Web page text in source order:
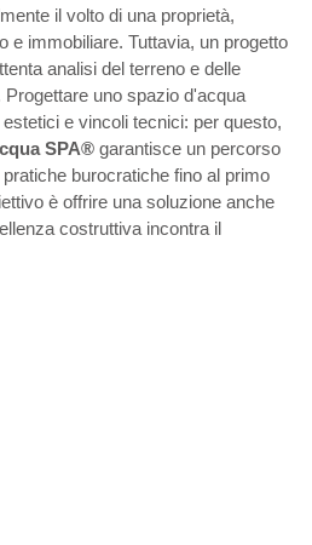
il volto di una proprietà,
e immobiliare. Tuttavia, un progetto
analisi del terreno e delle
uno spazio d'acqua
e vincoli tecnici: per questo,
SPA® garantisce un percorso
burocratiche fino al primo
è offrire una soluzione anche
costruttiva incontra il